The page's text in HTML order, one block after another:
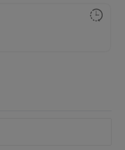
dem das Saat- und Pflanzgut sehr